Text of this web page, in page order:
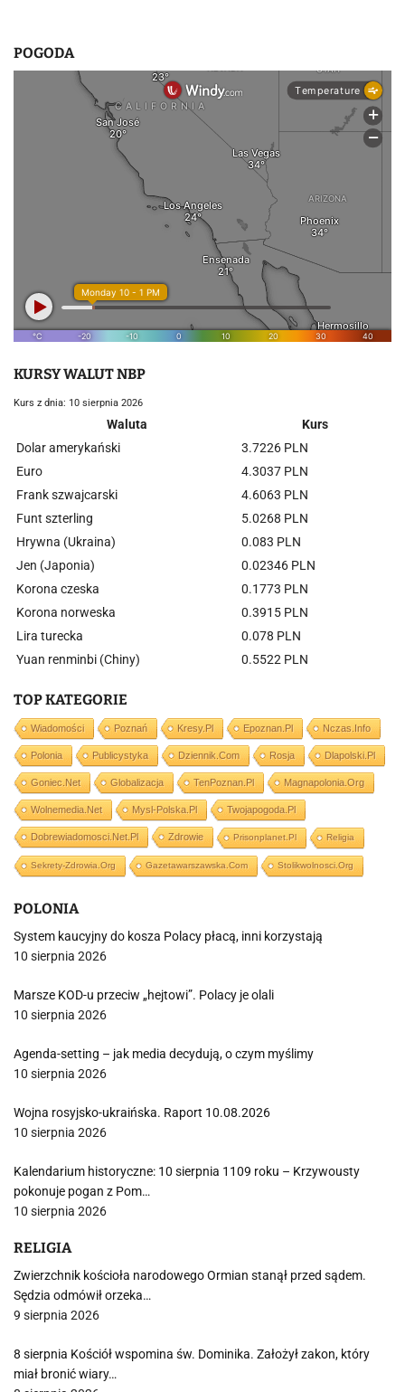
POGODA
KURSY WALUT NBP
Kurs z dnia: 10 sierpnia 2026
Waluta
Kurs
Dolar amerykański
3.7226 PLN
Euro
4.3037 PLN
Frank szwajcarski
4.6063 PLN
Funt szterling
5.0268 PLN
Hrywna (Ukraina)
0.083 PLN
Jen (Japonia)
0.02346 PLN
Korona czeska
0.1773 PLN
Korona norweska
0.3915 PLN
Lira turecka
0.078 PLN
Yuan renminbi (Chiny)
0.5522 PLN
TOP KATEGORIE
Wiadomości Poznań Kresy.pl Epoznan.pl Nczas.info
Polonia Publicystyka Dziennik.com Rosja Dlapolski.pl
Goniec.net Globalizacja TenPoznan.pl Magnapolonia.org
Wolnemedia.net Mysl-Polska.pl Twojapogoda.pl
Dobrewiadomosci.net.pl Zdrowie Prisonplanet.pl Religia
Sekrety-Zdrowia.org Gazetawarszawska.com Stolikwolnosci.org
POLONIA
System kaucyjny do kosza Polacy płacą, inni korzystają
10 sierpnia 2026
Marsze KOD-u przeciw „hejtowi”. Polacy je olali
10 sierpnia 2026
Agenda-setting – jak media decydują, o czym myślimy
10 sierpnia 2026
Wojna rosyjsko-ukraińska. Raport 10.08.2026
10 sierpnia 2026
Kalendarium historyczne: 10 sierpnia 1109 roku – Krzywousty
pokonuje pogan z Pom…
10 sierpnia 2026
RELIGIA
Zwierzchnik kościoła narodowego Ormian stanął przed sądem.
Sędzia odmówił orzeka…
9 sierpnia 2026
8 sierpnia Kościół wspomina św. Dominika. Założył zakon, który
miał bronić wiary…